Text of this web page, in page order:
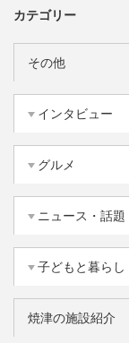
カテゴリー
その他
インタビュー
グルメ
ニュース・話題
子どもと暮らし
焼津の施設紹介